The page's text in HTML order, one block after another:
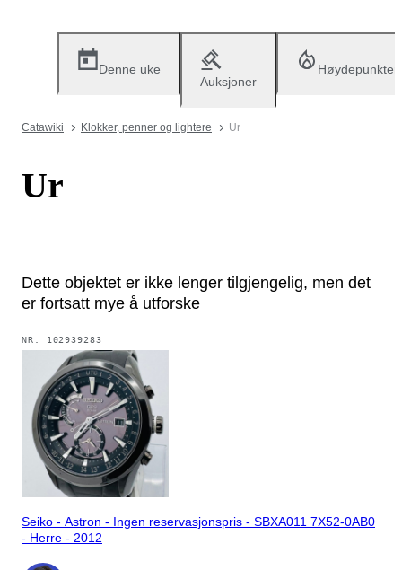
Denne uke
Auksjoner
Høydepunkter
Catawiki Klokker, penner og lightere Ur
Ur
Dette objektet er ikke lenger tilgjengelig, men det
er fortsatt mye å utforske
NR. 102939283
Seiko - Astron - Ingen reservasjonspris - SBXA011 7X52-0AB0
- Herre - 2012